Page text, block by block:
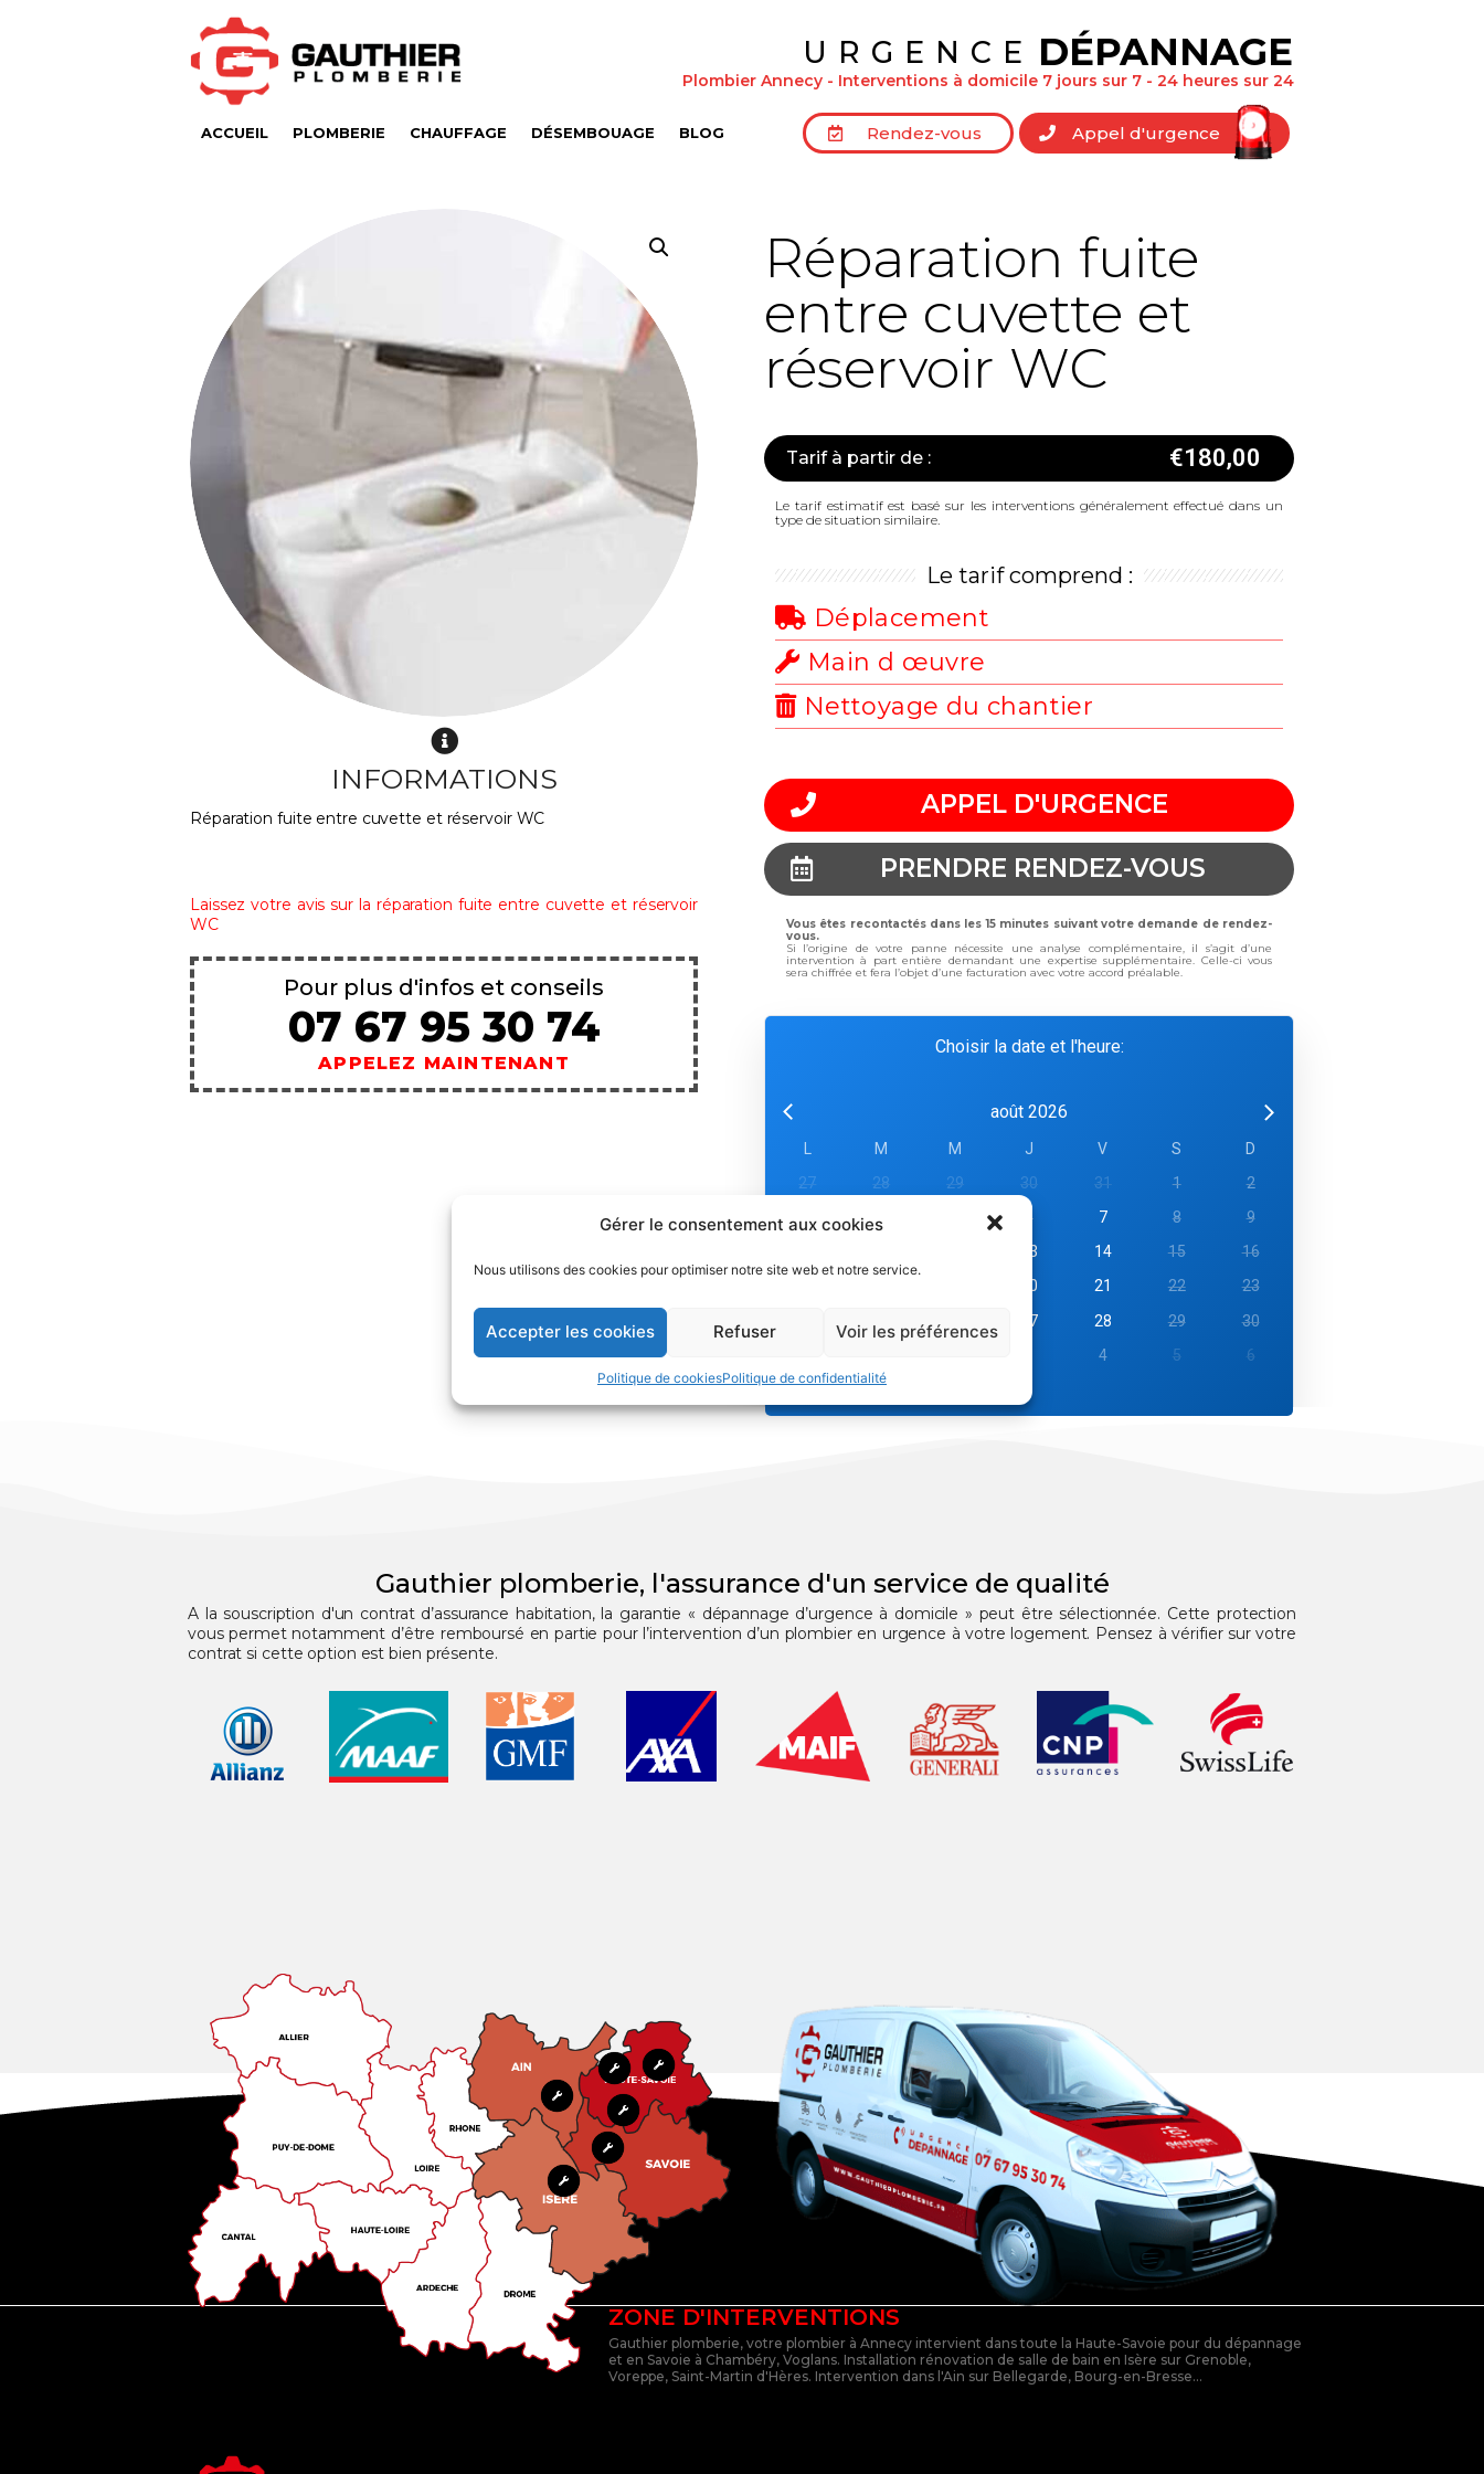
Gérer le consentement aux cookies
Nous utilisons des cookies pour optimiser notre site web et notre service.
Accepter les cookies Refuser Voir les préférences
Politique de cookiesPolitique de confidentialité
URGENCE DÉPANNAGE
Plombier Annecy - Interventions à domicile 7 jours sur 7 - 24 heures sur 24
ACCUEIL PLOMBERIE CHAUFFAGE DÉSEMBOUAGE BLOG Rendez-vous Appel d'urgence
INFORMATIONS
Réparation fuite entre cuvette et réservoir WC
Laissez votre avis sur la réparation fuite entre cuvette et réservoir
WC
Pour plus d'infos et conseils
07 67 95 30 74
APPELEZ MAINTENANT
Réparation fuite
entre cuvette et
réservoir WC
Tarif à partir de : €180,00
Le tarif estimatif est basé sur les interventions généralement effectué dans un
type de situation similaire.
Le tarif comprend :
Déplacement
Main d œuvre
Nettoyage du chantier
APPEL D'URGENCE
PRENDRE RENDEZ-VOUS
Vous êtes recontactés dans les 15 minutes suivant votre demande de rendez-
vous.
Si l’origine de votre panne nécessite une analyse complémentaire, il s’agit d’une
intervention à part entière demandant une expertise supplémentaire. Celle-ci vous
sera chiffrée et fera l’objet d’une facturation avec votre accord préalable.
Choisir la date et l'heure:
août 2026
M M J V S
D
27
28 29 30 31 1
2
3
4 6 7 8
9
13 14 15
16
20 21 22
23
27 28 29
30
4 5 6
Gauthier plomberie, l'assurance d'un service de qualité
A la souscription d'un contrat d’assurance habitation, la garantie « dépannage d’urgence à domicile » peut être sélectionnée. Cette protection
vous permet notamment d’être remboursé en partie pour l’intervention d’un plombier en urgence à votre logement. Pensez à vérifier sur votre
contrat si cette option est bien présente.
ZONE D'INTERVENTIONS
Gauthier plomberie, votre plombier à Annecy intervient dans toute la Haute-Savoie pour du dépannage
et en Savoie à Chambéry, Voglans. Installation rénovation de salle de bain en Isère sur Grenoble,
Voreppe, Saint-Martin d'Hères. Intervention dans l'Ain sur Bellegarde, Bourg-en-Bresse...